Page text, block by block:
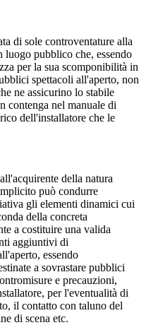
di sole controventature alla
luogo pubblico che, essendo
per la sua scomponibilità in
spettacoli all'aperto, non
ne assicurino lo stabile
contenga nel manuale di
dell'installatore che le
della natura
può condurre
gli elementi dinamici cui
della concreta
a costituire una valida
aggiuntivi di
essendo
a sovrastare pubblici
e precauzioni,
per l'eventualità di
il contatto con taluno del
di scena etc.